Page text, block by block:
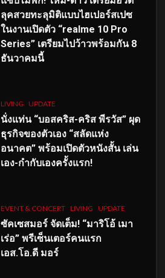
ลุคสวยทะลุมิติแบบไฮเปอร์สเปซ
ในงานเปิดตัว “realme 10 Pro
Series” เตรียมไปว้าวพร้อมกัน 8
ธันวาคมนี้
LIVING UPDATE
นั่งแท่น “บอสคริส-คริส พีรวัส” ผุด
ธุรกิจของตัวเอง “สลัดแห่ง
อนาคต” พร้อมเปิดตัวหนังสั้น เล่น
เอง-กำกับเองครั้งแรก!
EVENT & CONCERT LIVING UPDATE
ซัคเซสมอร์ จัดเต็ม! “มาริโอ้ เมา
เร่อ” พรีเซ็นเตอร์คนแรก
เอส.โอ.ดี มอร์